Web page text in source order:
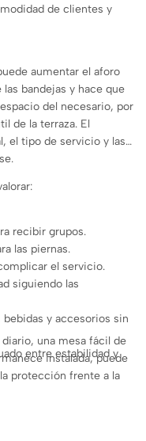
de clientes y
aumentar el aforo
bandejas y hace que
del necesario, por
de la terraza. El
el tipo de servicio y las
recibir grupos.
las piernas.
el servicio.
siguiendo las
y accesorios sin
entre estabilidad y
una mesa fácil de
instalada, puede
protección frente a la